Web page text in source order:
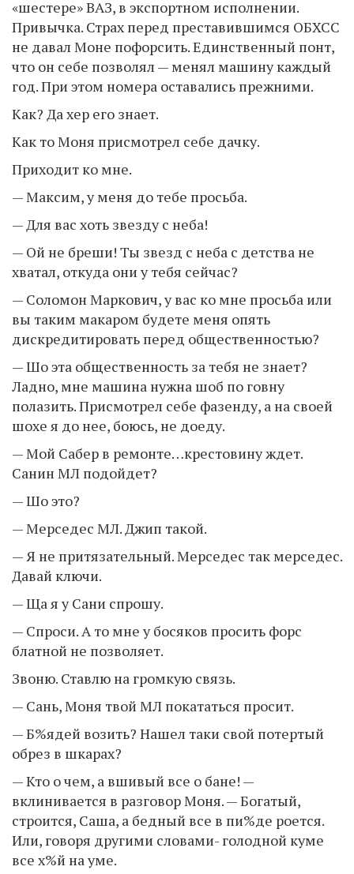
«шестере» ВАЗ, в экспортном исполнении.
Привычка. Страх перед преставившимся ОБХСС
не давал Моне пофорсить. Единственный понт,
что он себе позволял — менял машину каждый
год. При этом номера оставались прежними.
Как? Да хер его знает.
Как то Моня присмотрел себе дачку.
Приходит ко мне.
— Максим, у меня до тебе просьба.
— Для вас хоть звезду с неба!
— Ой не бреши! Ты звезд с неба с детства не
хватал, откуда они у тебя сейчас?
— Соломон Маркович, у вас ко мне просьба или
вы таким макаром будете меня опять
дискредитировать перед общественностью?
— Шо эта общественность за тебя не знает?
Ладно, мне машина нужна шоб по говну
полазить. Присмотрел себе фазенду, а на своей
шохе я до нее, боюсь, не доеду.
— Мой Сабер в ремонте…крестовину ждет.
Санин МЛ подойдет?
— Шо это?
— Мерседес МЛ. Джип такой.
— Я не притязательный. Мерседес так мерседес.
Давай ключи.
— Ща я у Сани спрошу.
— Спроси. А то мне у босяков просить форс
блатной не позволяет.
Звоню. Ставлю на громкую связь.
— Сань, Моня твой МЛ покататься просит.
— Б%ядей возить? Нашел таки свой потертый
обрез в шкарах?
— Кто о чем, а вшивый все о бане! —
вклинивается в разговор Моня. — Богатый,
строится, Саша, а бедный все в пи%де роется.
Или, говоря другими словами- голодной куме
все х%й на уме.